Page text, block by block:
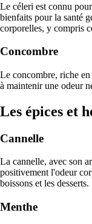
Le céleri est connu
bienfaits pour la santé
corporelles, y compris
Concombre
Le concombre, riche
à maintenir une odeur
Les épices et
Cannelle
La cannelle, avec son
positivement l'odeur
boissons et les desserts.
Menthe